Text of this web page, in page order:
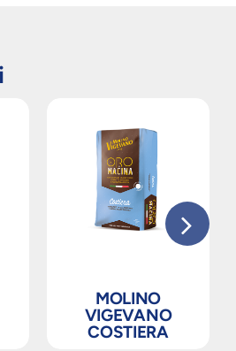
MOLINO
VIGEVANO
COSTIERA